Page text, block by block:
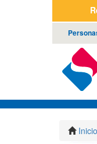
Inicio